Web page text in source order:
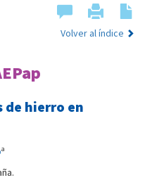
Volver al índice
de hierro en
a